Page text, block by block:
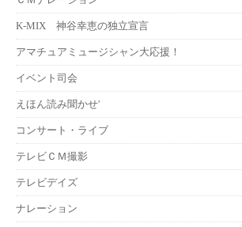
K-MIX 神谷幸恵の独立宣言
アマチュアミュージシャン大応援！
イベント司会
えほん読み聞かせ'
コンサート・ライブ
テレビＣＭ撮影
テレビデイズ
ナレーション